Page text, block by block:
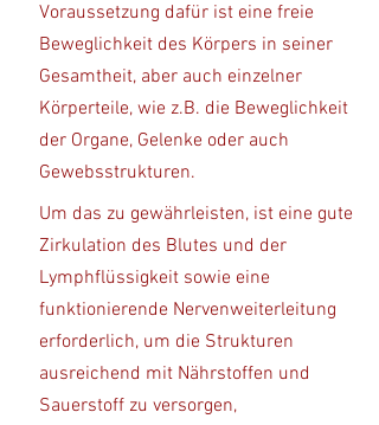
Voraussetzung dafür ist eine freie
Beweglichkeit des Körpers in seiner
Gesamtheit, aber auch einzelner
Körperteile, wie z.B. die Beweglichkeit
der Organe, Gelenke oder auch
Gewebsstrukturen.
Um das zu gewährleisten, ist eine gute
Zirkulation des Blutes und der
Lymphflüssigkeit sowie eine
funktionierende Nervenweiterleitung
erforderlich, um die Strukturen
ausreichend mit Nährstoffen und
Sauerstoff zu versorgen,